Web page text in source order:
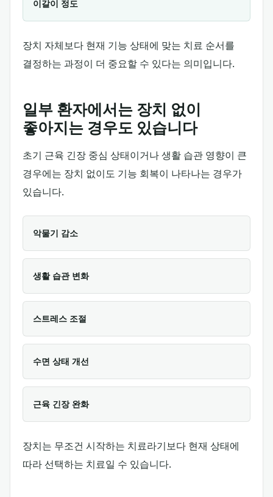
이갈이 정도
장치 자체보다 현재 기능 상태에 맞는 치료 순서를
결정하는 과정이 더 중요할 수 있다는 의미입니다.
일부 환자에서는 장치 없이
좋아지는 경우도 있습니다
초기 근육 긴장 중심 상태이거나 생활 습관 영향이 큰
경우에는 장치 없이도 기능 회복이 나타나는 경우가
있습니다.
악물기 감소
생활 습관 변화
스트레스 조절
수면 상태 개선
근육 긴장 완화
장치는 무조건 시작하는 치료라기보다 현재 상태에
따라 선택하는 치료일 수 있습니다.